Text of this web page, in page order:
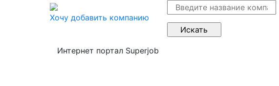
Хочу добавить компанию
Интернет портал Superjob